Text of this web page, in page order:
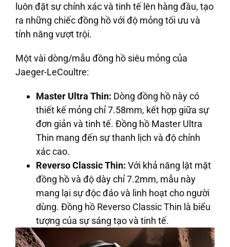
luôn đặt sự chính xác và tinh tế lên hàng đầu, tạo
ra những chiếc đồng hồ với độ mỏng tối ưu và
tính năng vượt trội.
Một vài dòng/mẫu đồng hồ siêu mỏng của
Jaeger-LeCoultre:
Master Ultra Thin: Dòng đồng hồ này có
thiết kế mỏng chỉ 7.58mm, kết hợp giữa sự
đơn giản và tinh tế. Đồng hồ Master Ultra
Thin mang đến sự thanh lịch và độ chính
xác cao.
Reverso Classic Thin: Với khả năng lật mặt
đồng hồ và độ dày chỉ 7.2mm, mẫu này
mang lại sự độc đáo và linh hoạt cho người
dùng. Đồng hồ Reverso Classic Thin là biểu
tượng của sự sáng tạo và tinh tế.